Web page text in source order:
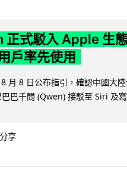
正式駁入 Apple 生
戶率先使用
月 8 日公布指引，確認中國大
巴千問 (Qwen) 接駁至 Siri 及
分享